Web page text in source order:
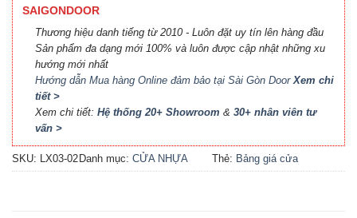
SAIGONDOOR
Thương hiệu danh tiếng từ 2010 - Luôn đặt uy tín lên hàng đầu
Sản phẩm đa dạng mới 100% và luôn được cập nhật những xu
hướng mới nhất
Hướng dẫn Mua hàng Online đảm bảo tại Sài Gòn DoorXem chi
tiết >
Xem chi tiết: Hệ thống 20+ Showroom & 30+ nhân viên tư
vấn >
SKU: LX03-02 Danh mục: CỬA NHỰA
COMPOSITE
Thẻ: Bảng giá cửa
Composite,Báo giá cửa